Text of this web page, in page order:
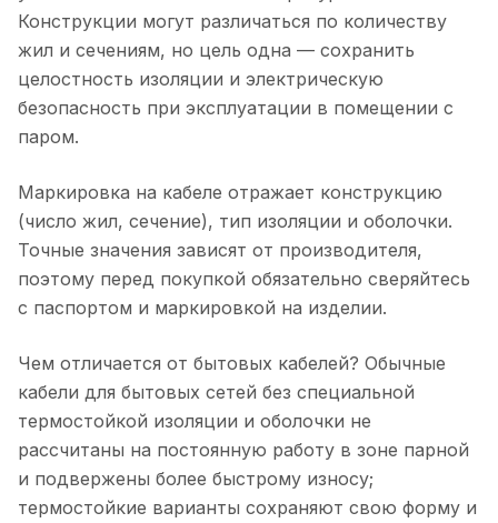
Конструкции могут различаться по количеству
жил и сечениям, но цель одна — сохранить
целостность изоляции и электрическую
безопасность при эксплуатации в помещении с
паром.
Маркировка на кабеле отражает конструкцию
(число жил, сечение), тип изоляции и оболочки.
Точные значения зависят от производителя,
поэтому перед покупкой обязательно сверяйтесь
с паспортом и маркировкой на изделии.
Чем отличается от бытовых кабелей? Обычные
кабели для бытовых сетей без специальной
термостойкой изоляции и оболочки не
рассчитаны на постоянную работу в зоне парной
и подвержены более быстрому износу;
термостойкие варианты сохраняют свою форму и